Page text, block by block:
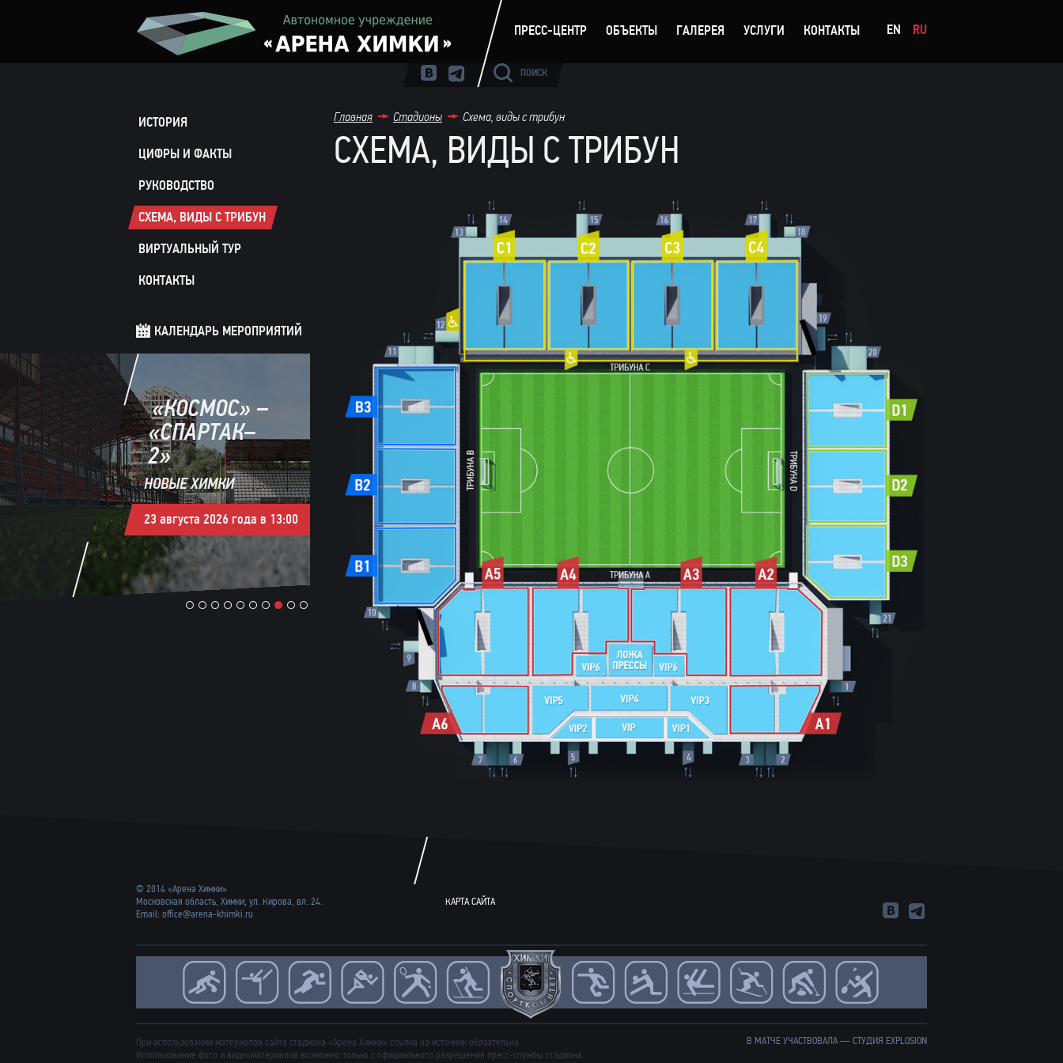
ПОИСК
ПРЕСС-ЦЕНТР ОБЪЕКТЫ ГАЛЕРЕЯ УСЛУГИ КОНТАКТЫ EN RU
ИСТОРИЯ
ЦИФРЫ И ФАКТЫ
РУКОВОДСТВО
СХЕМА, ВИДЫ С ТРИБУН
ВИРТУАЛЬНЫЙ ТУР
КОНТАКТЫ
КАЛЕНДАРЬ МЕРОПРИЯТИЙ
«КОСМОС» –
«СПАРТАК–
2»
НОВЫЕ ХИМКИ
23 августа 2026 года в 13:00
«РОДИНА» –
«БАЛТИКА»
АРЕНА ХИМКИ
30 августа 2026 года в 15:00
2 3 4 5 6 7 8 9 10
Главная Стадионы Схема, виды с трибун
СХЕМА, ВИДЫ С ТРИБУН
© 2014 «Арена Химки»
Московская область, Химки, ул. Кирова, вл. 24.
Email: office@arena-khimki.ru
КАРТА САЙТА
При использовании материалов сайта стадиона «Арена Химки» ссылка на источник обязательна.
Использование фото и видеоматериалов возможно только с официального разрешения пресс-службы стадиона.
В МАТЧЕ УЧАСТВОВАЛА —СТУДИЯ EXPLOSION